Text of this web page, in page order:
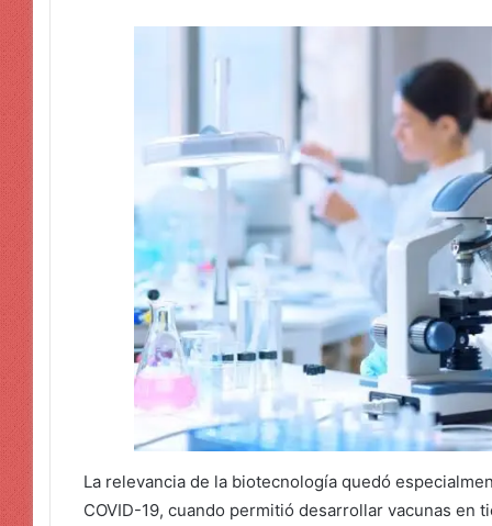
La relevancia de la biotecnología quedó
COVID-19, cuando permitió desarrollar vacunas en